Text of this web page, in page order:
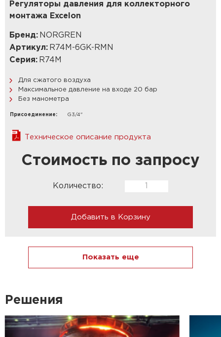
Регуляторы давления для коллекторного
монтажа Excelon
Бренд: NORGREN
Артикул: R74M-6GK-RMN
Серия: R74M
Для сжатого воздуха
Максимальное давление на входе 20 бар
Без манометра
Присоединение: G3/4"
Техническое описание продукта
Стоимость по запросу
Количество:
Добавить в Корзину
Показать еще
Решения